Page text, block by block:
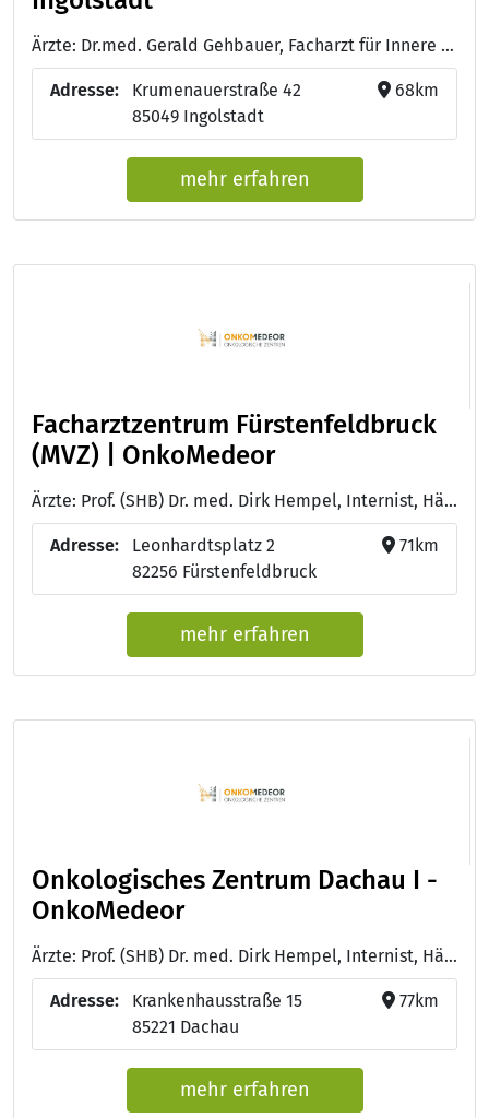
Ärzte: Dr.med. Gerald Gehbauer, Facharzt für Innere Medizin, Schwerpunkt Hämatologie und Onkologie - Dr.med. Ole Maywald , Facharzt für Innere Medizin, Schwerpunkt Hämatologie und Onkologie - Gabriele Sendtner, Fachärztin für Innere Medizin, Schwerpunkt Hämatologie und Onkologie
Adresse:
Krumenauerstraße 42
85049 Ingolstadt
68km
mehr erfahren
Facharztzentrum Fürstenfeldbruck
(MVZ) | OnkoMedeor
Ärzte: Prof. (SHB) Dr. med. Dirk Hempel, Internist, Hämatologe, Onkologe, Palliativmediziner - Dr. med. Michaela Retzer-Lidl, Fachärztin für Innere Medizin, Hämatologie und Onkologie - Eleni Kourti, Fachärztin für Innere Medizin, Hämatologie und Onkologie - Prof. Dr. med. Dirk Becker, Internist, Gastroenterologie, Spez. internist. Intensivmedizin, Flugmedizin, DEGUM-Kursleiter (III) - Dr. med. Ernest Mathavan, Facharzt für Innere Medizin und Gastroenterologie
Adresse:
Leonhardtsplatz 2
82256 Fürstenfeldbruck
71km
mehr erfahren
Onkologisches Zentrum Dachau I -
OnkoMedeor
Ärzte: Prof. (SHB) Dr. med. Dirk Hempel, Internist, Hämatologe, Onkologe, Palliativmediziner - Dr. med. Susanne Fritsch, Fachärztin für Innere Medizin, Hämatologie und Onkologie - Dott. Filippo Rizzo, Facharzt für Innere Medizin, Hämatologie und Onkologie - Dr. med. Daphne Doedens, Fachärztin für Innere Medizin, Hämatologie und Onkologie
Adresse:
Krankenhausstraße 15
85221 Dachau
77km
mehr erfahren